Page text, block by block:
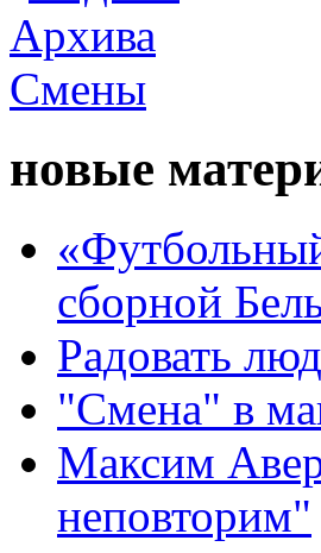
новые
сборной
Радовать
"Смена" в
Максим
неповторим"